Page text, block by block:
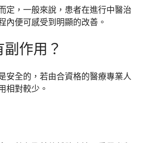
定，一般來說，患者在進行中醫治
內便可感受到明顯的改善。
作用？
安全的，若由合資格的醫療專業人
相對較少。